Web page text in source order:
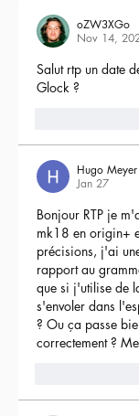
oZW3XGo
Nov 14,
Salut rtp un date
Glock ?
Hugo Meyer
Jan 27
Bonjour RTP je
mk18 en origin+
précisions, j'ai
rapport au
que si j'utilise de
s'envoler dans
? Ou ça passe
correctement ?